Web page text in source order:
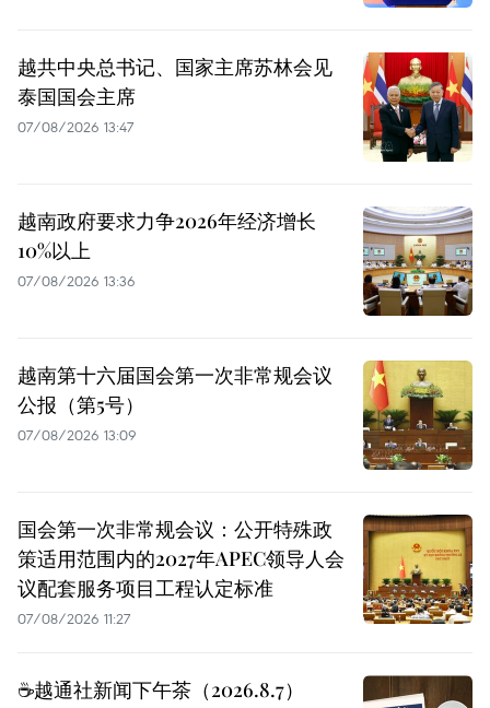
越共中央总书记、国家主席苏林会见
泰国国会主席
07/08/2026 13:47
越南政府要求力争2026年经济增长
10%以上
07/08/2026 13:36
越南第十六届国会第一次非常规会议
公报（第5号）
07/08/2026 13:09
国会第一次非常规会议：公开特殊政
策适用范围内的2027年APEC领导人会
议配套服务项目工程认定标准
07/08/2026 11:27
☕️越通社新闻下午茶（2026.8.7）